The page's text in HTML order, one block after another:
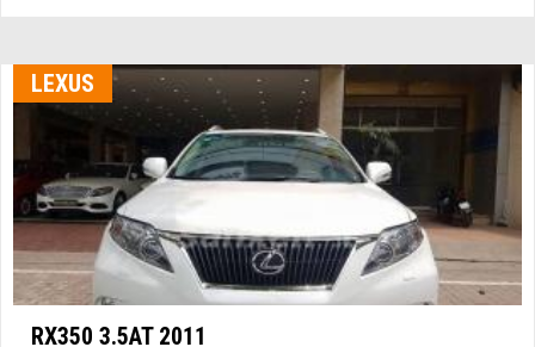
LEXUS
RX350 3.5AT 2011